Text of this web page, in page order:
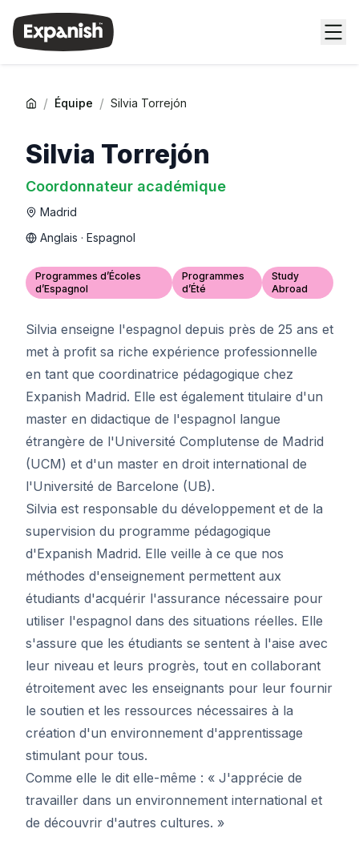
/ Équipe / Silvia Torrejón
Silvia Torrejón
Coordonnateur académique
Madrid
Anglais · Espagnol
Programmes d’Écoles
d’Espagnol
Programmes
d’Été
Study
Abroad
Silvia enseigne l'espagnol depuis près de 25 ans et
met à profit sa riche expérience professionnelle
en tant que coordinatrice pédagogique chez
Expanish Madrid. Elle est également titulaire d'un
master en didactique de l'espagnol langue
étrangère de l'Université Complutense de Madrid
(UCM) et d'un master en droit international de
l'Université de Barcelone (UB).
Silvia est responsable du développement et de la
supervision du programme pédagogique
d'Expanish Madrid. Elle veille à ce que nos
méthodes d'enseignement permettent aux
étudiants d'acquérir l'assurance nécessaire pour
utiliser l'espagnol dans des situations réelles. Elle
s'assure que les étudiants se sentent à l'aise avec
leur niveau et leurs progrès, tout en collaborant
étroitement avec les enseignants pour leur fournir
le soutien et les ressources nécessaires à la
création d'un environnement d'apprentissage
stimulant pour tous.
Comme elle le dit elle-même : « J'apprécie de
travailler dans un environnement international et
de découvrir d'autres cultures. »